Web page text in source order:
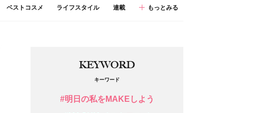
ベストコスメ ライフスタイル 連載 もっとみる
KEYWORD
キーワード
#明日の私をMAKEしよう